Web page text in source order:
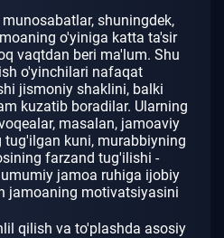
shuningdek,
o'yiniga katta ta'sir
vaqtdan beri ma'lum. Shu
o'yinchilari nafaqat
jismoniy shaklini, balki
kuzatib boradilar. Ularning
masalan, jamoaviy
tug'ilgan kuni, murabbiyning
farzand tug'ilishi -
jamoa ruhiga ijobiy
jamoaning motivatsiyasini
qilish va to'plashda asosiy